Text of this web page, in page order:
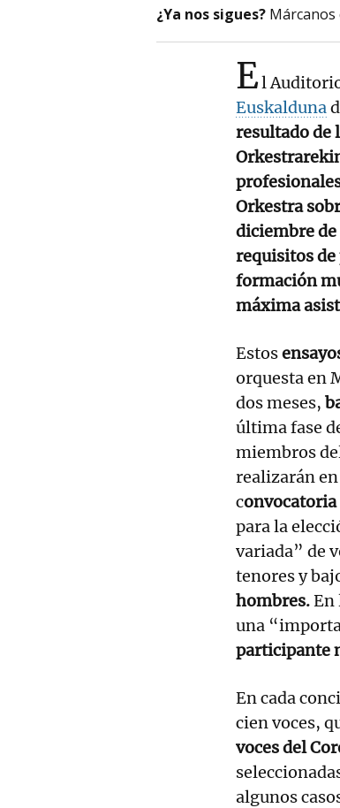
¿Ya nos sigues?
El
Euskalduna
resultado de
Orkestra
diciembre de
requisitos
formación
máxima
Estos
orquesta en
dos meses,
última fase
miembros
realizarán
convocatoria
para la
variada” de
tenores y
hombres.En
una
participante
En cada
cien voces,
voces del
algunos